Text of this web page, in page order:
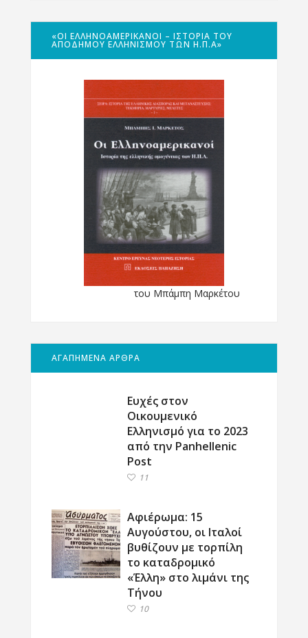
«ΟΙ ΕΛΛΗΝΟΑΜΕΡΙΚΑΝΟΊ – ΙΣΤΟΡΊΑ ΤΟΥ
ΑΠΌΔΗΜΟΥ ΕΛΛΗΝΙΣΜΟΎ ΤΩΝ Η.Π.Α»
του Μπάμπη Μαρκέτου
ΑΓΑΠΗΜΕΝΑ ΑΡΘΡΑ
Ευχές στον
Οικουμενικό
Ελληνισμό για το 2023
από την Panhellenic
Post
11
Αφιέρωμα: 15
Αυγούστου, οι Ιταλοί
βυθίζουν με τορπίλη
το καταδρομικό
«Έλλη» στο λιμάνι της
Τήνου
10